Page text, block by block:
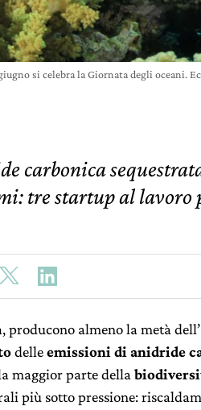
si celebra la Giornata degli oceani.
carbonica
tre startup al lavoro
producono almeno la metà dell’
delleemissioni di anidride
maggior parte della
più sotto pressione: